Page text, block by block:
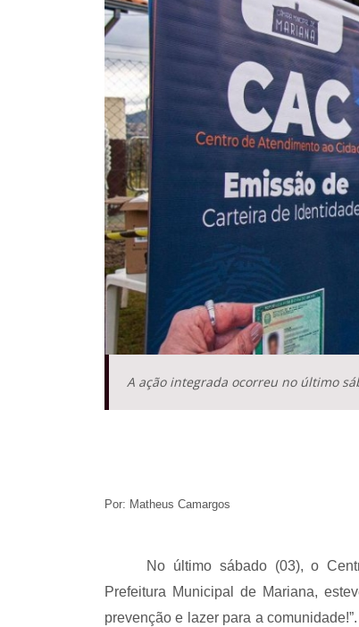
A ação integrada ocorreu no último
Por: Matheus Camargos
No último sábado (03), o
Prefeitura Municipal de Mariana,
prevenção e lazer para a